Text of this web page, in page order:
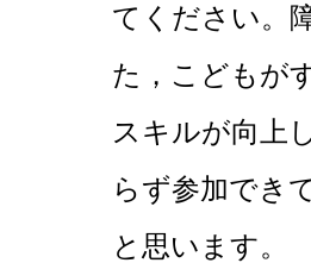
てください。
た，こどもが
スキルが向上
らず参加でき
と思います。